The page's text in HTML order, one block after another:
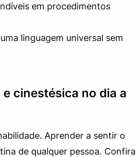
em procedimentos
linguagem universal sem
cinestésica no dia a
Aprender a sentir o
de qualquer pessoa. Confira